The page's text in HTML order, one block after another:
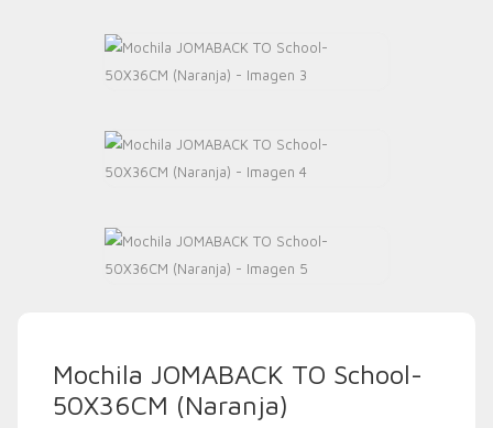
Mochila JOMABACK TO School-
50X36CM (Naranja)